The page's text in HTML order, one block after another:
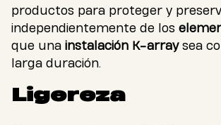
productos para proteger y
independientemente de los
que una instalación K-arraysea
larga duración.
Ligereza